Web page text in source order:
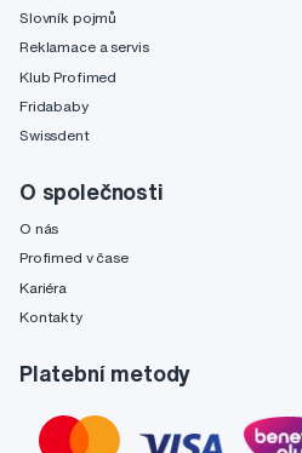
Slovník pojmů
Reklamace a servis
Klub Profimed
Fridababy
Swissdent
O společnosti
O nás
Profimed v čase
Kariéra
Kontakty
Platební metody